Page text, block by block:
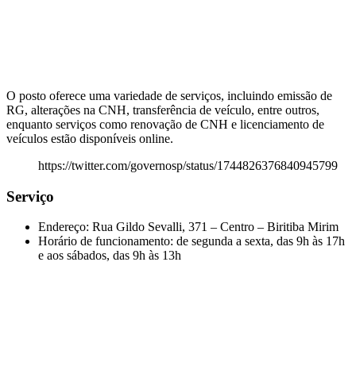
O posto oferece uma variedade de serviços, incluindo emissão de
RG, alterações na CNH, transferência de veículo, entre outros,
enquanto serviços como renovação de CNH e licenciamento de
veículos estão disponíveis online.
https://twitter.com/governosp/status/1744826376840945799
Serviço
Endereço: Rua Gildo Sevalli, 371 – Centro – Biritiba Mirim
Horário de funcionamento: de segunda a sexta, das 9h às 17h
e aos sábados, das 9h às 13h